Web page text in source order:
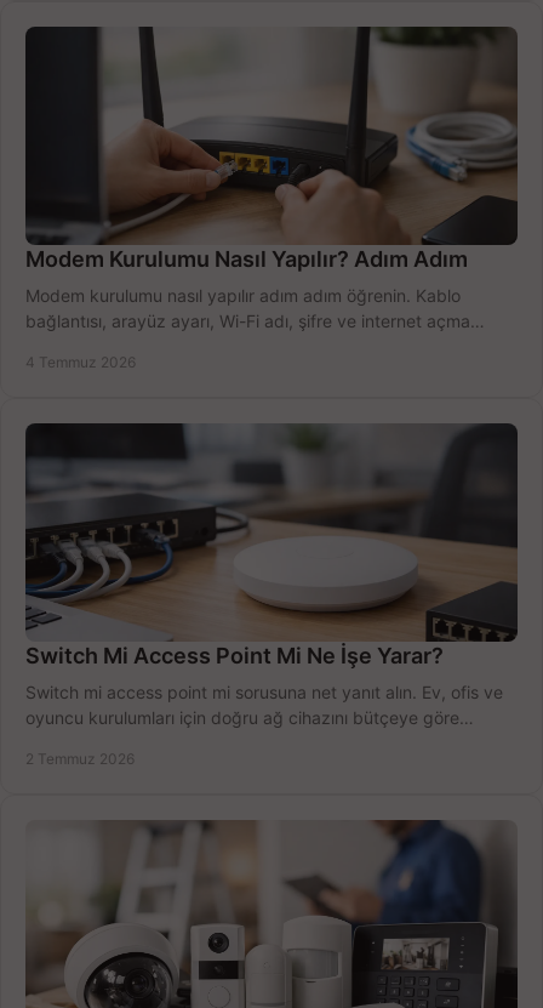
Modem Kurulumu Nasıl Yapılır? Adım Adım
Modem kurulumu nasıl yapılır adım adım öğrenin. Kablo
bağlantısı, arayüz ayarı, Wi-Fi adı, şifre ve internet açma
4 Temmuz 2026
Switch Mi Access Point Mi Ne İşe Yarar?
Switch mi access point mi sorusuna net yanıt alın. Ev, ofis ve
oyuncu kurulumları için doğru ağ cihazını bütçeye göre
2 Temmuz 2026